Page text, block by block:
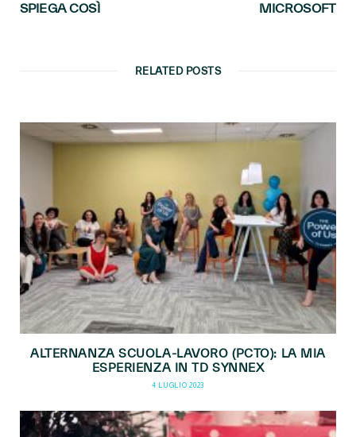
SPIEGA COSÌ
MICROSOFT
RELATED POSTS
ALTERNANZA SCUOLA-LAVORO (PCTO): LA MIA
ESPERIENZA IN TD SYNNEX
4 LUGLIO 2023